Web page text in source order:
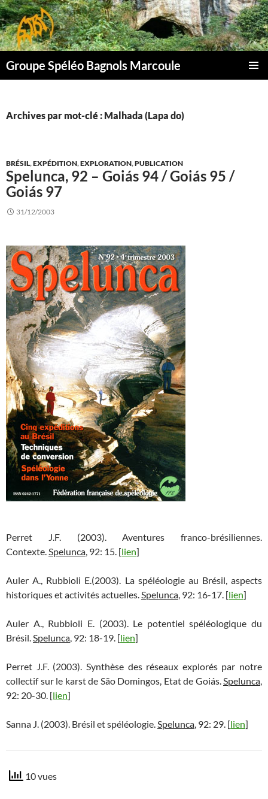
Aller
au
contenu
Groupe Spéléo Bagnols Marcoule
Archives par mot-clé : Malhada (Lapa do)
BRÉSIL,EXPÉDITION,EXPLORATION,PUBLICATION
Spelunca, 92 – Goiás 94 / Goiás 95 /
Goiás 97
31/12/2003
Perret J.F. (2003). Aventures franco-brésiliennes.
Contexte.Spelunca, 92: 15. [lien]
Auler A., Rubbioli E.(2003). La spéléologie au Brésil, aspects
historiques et activités actuelles.Spelunca, 92: 16-17. [lien]
Auler A., Rubbioli E. (2003). Le potentiel spéléologique du
Brésil.Spelunca, 92: 18-19. [lien]
Perret J.F. (2003). Synthèse des réseaux explorés par notre
collectif sur le karst de São Domingos, Etat de Goiás.Spelunca,
92: 20-30. [lien]
Sanna J. (2003). Brésil et spéléologie.Spelunca, 92: 29. [lien]
10 vues